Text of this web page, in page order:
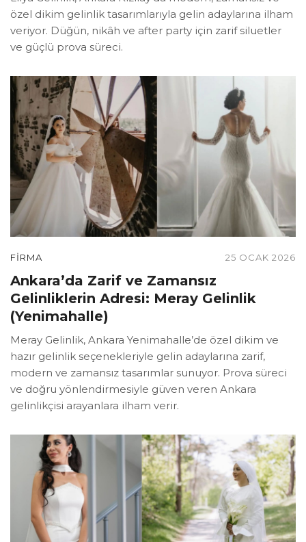
özel dikim gelinlik tasarımlarıyla gelin adaylarına ilham
veriyor. Düğün, nikâh ve after party için zarif siluetler
ve güçlü prova süreci.
FIRMA 25 OCAK 2026
Ankara’da Zarif ve Zamansız
Gelinliklerin Adresi: Meray Gelinlik
(Yenimahalle)
Meray Gelinlik, Ankara Yenimahalle’de özel dikim ve
hazır gelinlik seçenekleriyle gelin adaylarına zarif,
modern ve zamansız tasarımlar sunuyor. Prova süreci
ve doğru yönlendirmesiyle güven veren Ankara
gelinlikçisi arayanlara ilham verir.